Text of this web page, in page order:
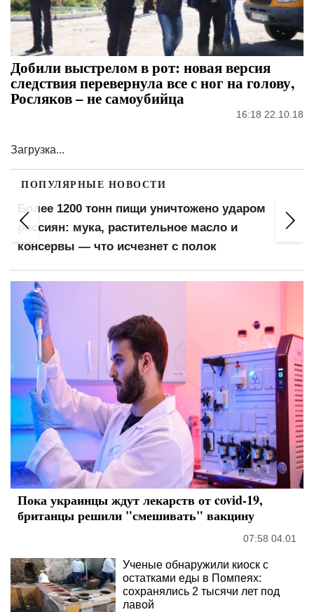
Добили выстрелом в рот: новая версия
следствия перевернула все с ног на голову,
Росляков – не самоубийца
16:18 22.10.18
Загрузка...
ПОПУЛЯРНЫЕ НОВОСТИ
Китайский гороскоп на август: Змеям —
главная удача, а Тиграм — месяц испытаний
Пока украинцы ждут лекарств от covid-19,
британцы решили "смешивать" вакцину
07:58 04.01
Ученые обнаружили киоск с
остатками еды в Помпеях:
сохранялись 2 тысячи лет под
лавой